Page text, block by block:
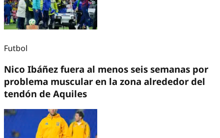
Futbol
Nico Ibáñez fuera al menos seis semanas por
problema muscular en la zona alrededor del
tendón de Aquiles